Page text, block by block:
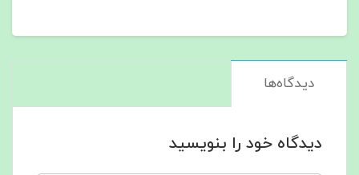
دیدگاه‌ها
دیدگاه خود را بنویسید